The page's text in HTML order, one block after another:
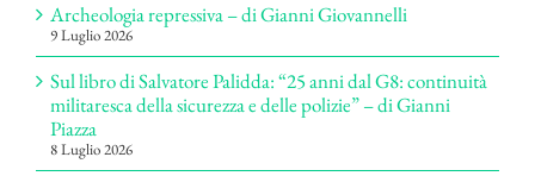
Archeologia repressiva – di Gianni Giovannelli
9 Luglio 2026
Sul libro di Salvatore Palidda: “25 anni dal G8: continuità
militaresca della sicurezza e delle polizie” – di Gianni
Piazza
8 Luglio 2026